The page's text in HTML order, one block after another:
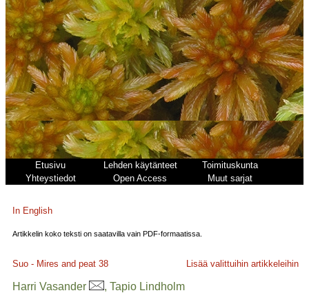
Etusivu Lehden käytänteet
Toimituskunta
Yhteystiedot
Open Access Muut sarjat
In English
Artikkelin koko teksti on saatavilla vain PDF-formaatissa.
Suo - Mires and peat 38 Lisää valittuihin artikkeleihin
Harri Vasander , Tapio Lindholm